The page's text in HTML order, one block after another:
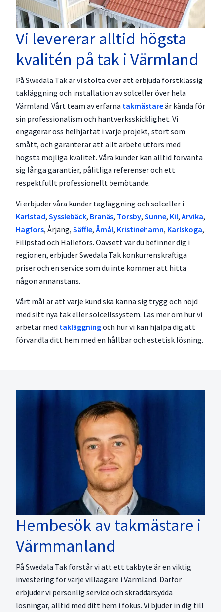
Vi levererar alltid högsta
kvalitén på tak i Värmland
På Swedala Tak är vi stolta över att erbjuda förstklassig
takläggning och installation av solceller över hela
Värmland. Vårt team av erfarna takmästareär kända för
sin professionalism och hantverksskicklighet. Vi
engagerar oss helhjärtat i varje projekt, stort som
smått, och garanterar att allt arbete utförs med
högsta möjliga kvalitet. Våra kunder kan alltid förvänta
sig långa garantier, pålitliga referenser och ett
respektfullt professionellt bemötande.
Vi erbjuder våra kunder tagläggning och solceller i
Karlstad, Sysslebäck, Branäs, Torsby, Sunne, Kil, Arvika,
Hagfors, Årjäng, Säffle, Åmål, Kristinehamn, Karlskoga,
Filipstad och Hällefors. Oavsett var du befinner dig i
regionen, erbjuder Swedala Tak konkurrenskraftiga
priser och en service som du inte kommer att hitta
någon annanstans.
Vårt mål är att varje kund ska känna sig trygg och nöjd
med sitt nya tak eller solcellssystem. Läs mer om hur vi
arbetar med takläggningoch hur vi kan hjälpa dig att
förvandla ditt hem med en hållbar och estetisk lösning.
Hembesök av takmästare i
Värmmanland
På Swedala Tak förstår vi att ett takbyte är en viktig
investering för varje villaägare i Värmland. Därför
erbjuder vi personlig service och skräddarsydda
lösningar, alltid med ditt hem i fokus. Vi bjuder in dig till